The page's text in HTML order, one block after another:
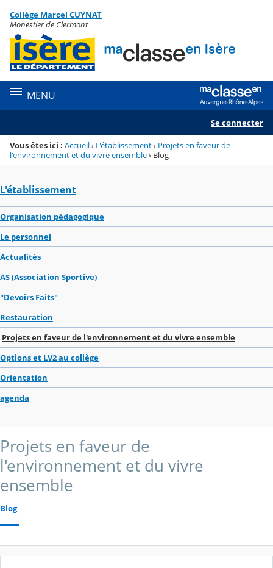
Menu de la rubrique
Contenu
Collège Marcel CUYNAT
Monestier de Clermont
MENU
Se connecter
Vous êtes ici : Accueil› L'établissement› Projets en faveur de
l'environnement et du vivre ensemble› Blog
L'établissement
Organisation pédagogique
Le personnel
Actualités
AS (Association Sportive)
"Devoirs Faits"
Restauration
Projets en faveur de l'environnement et du vivre ensemble
Options et LV2 au collège
Orientation
agenda
Projets en faveur de
l'environnement et du vivre
ensemble
Blog